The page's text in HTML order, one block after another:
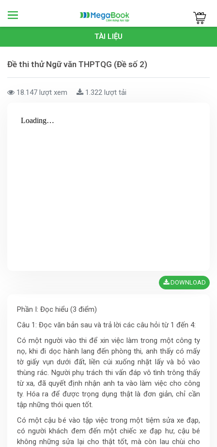
Megabook
TÀI LIỆU
Đề thi thử Ngữ văn THPTQG (Đề số 2)
18.147 lượt xem 1.322 lượt tải
DOWNLOAD
Phần I: Đọc hiểu (3 điểm)
Câu 1: Đọc văn bản sau và trả lời các câu hỏi từ 1 đến 4:
Có một người vào thi để xin việc làm trong một công ty
nọ, khi đi dọc hành lang đến phòng thi, anh thấy có mấy
tờ giấy vụn dưới đất, liền cúi xuống nhặt lấy và bỏ vào
thùng rác. Người phụ trách thi vấn đáp vô tình trông thấy
từ xa, đã quyết định nhận anh ta vào làm việc cho công
ty. Hóa ra để được trọng dụng thật là đơn giản, chỉ cần
tập những thói quen tốt.
Có một cậu bé vào tập việc trong một tiệm sửa xe đạp,
có người khách đem đến một chiếc xe đạp hư, cậu bé
không những sửa lại cho thật tốt, mà còn lau chùi cho